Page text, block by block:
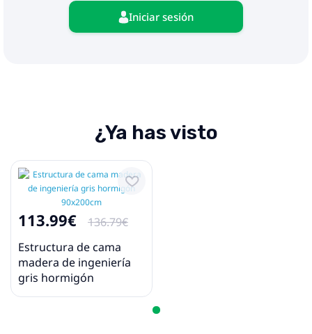
Iniciar sesión
¿Ya has visto
113.99€
136.79€
Estructura de cama
madera de ingeniería
gris hormigón
90x200cm